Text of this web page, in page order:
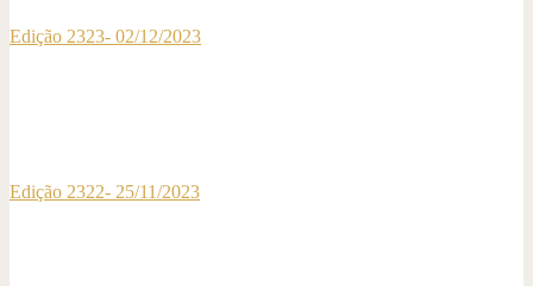
Edição 2323- 02/12/2023
Edição 2322- 25/11/2023